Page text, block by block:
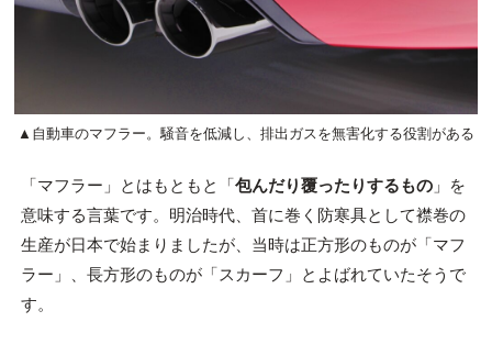
▲自動車のマフラー。騒音を低減し、排出ガスを無害化する役割がある
「マフラー」とはもともと「包んだり覆ったりするもの」を
意味する言葉です。明治時代、首に巻く防寒具として襟巻の
生産が日本で始まりましたが、当時は正方形のものが「マフ
ラー」、長方形のものが「スカーフ」とよばれていたそうで
す。